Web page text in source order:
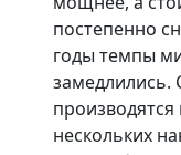
постепенно
годы темпы
нескольких